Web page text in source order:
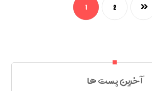
1 2
آخرین پست ها